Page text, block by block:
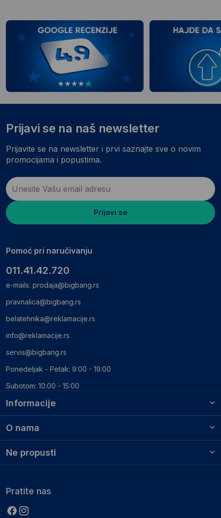
Informacije
O nama
Ne propusti
Prijavi se na naš newsletter
Prijavite se na newsletter i prvi saznajte sve o novim
promocijama i popustima.
Prijavi se
Pomoć pri naručivanju
011.41.42.720
e-mails: prodaja@bigbang.rs
pravnalica@bigbang.rs
belatehnika@reklamacije.rs
info@reklamacije.rs
servis@bigbang.rs
Ponedeljak - Petak: 9:00 - 19:00
Subotom: 10:00 - 15:00
Pratite nas